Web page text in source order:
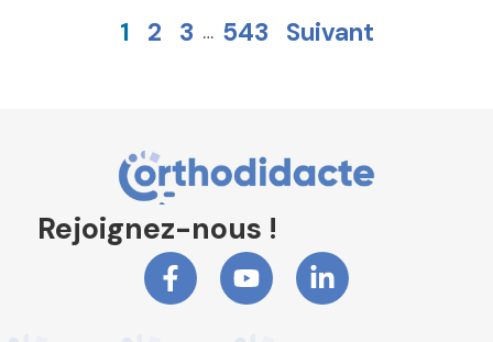
1 2 3 … 543 Suivant
Rejoignez-nous !